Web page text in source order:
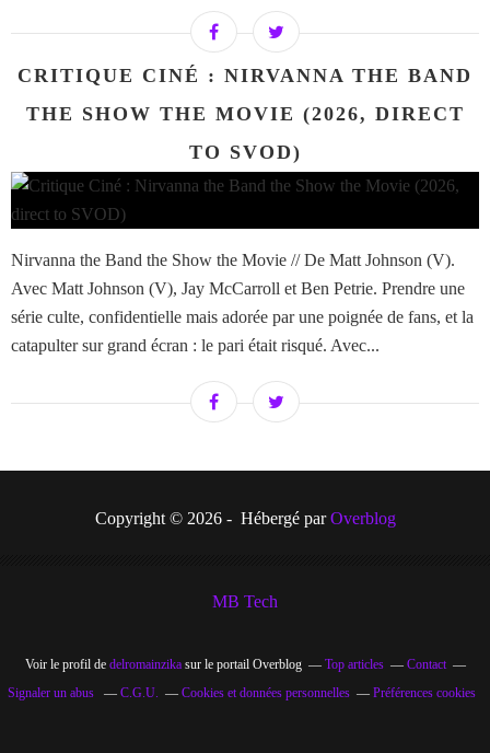
CRITIQUE CINÉ : NIRVANNA THE BAND
THE SHOW THE MOVIE (2026, DIRECT
TO SVOD)
Nirvanna the Band the Show the Movie // De Matt Johnson (V).
Avec Matt Johnson (V), Jay McCarroll et Ben Petrie. Prendre une
série culte, confidentielle mais adorée par une poignée de fans, et la
catapulter sur grand écran : le pari était risqué. Avec...
Copyright © 2026 - Hébergé parOverblog
MB Tech
Voir le profil de delromainzikasur le portail Overblog Top articles
Contact
Signaler un abus
C.G.U. Cookies et données personnelles Préférences cookies